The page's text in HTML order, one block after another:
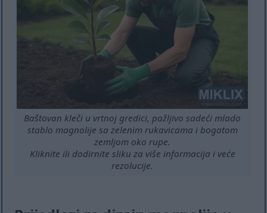
Baštovan kleči u vrtnoj gredici, pažljivo sadeći mlado
stablo magnolije sa zelenim rukavicama i bogatom
zemljom oko rupe.
Kliknite ili dodirnite sliku za više informacija i veće
rezolucije.